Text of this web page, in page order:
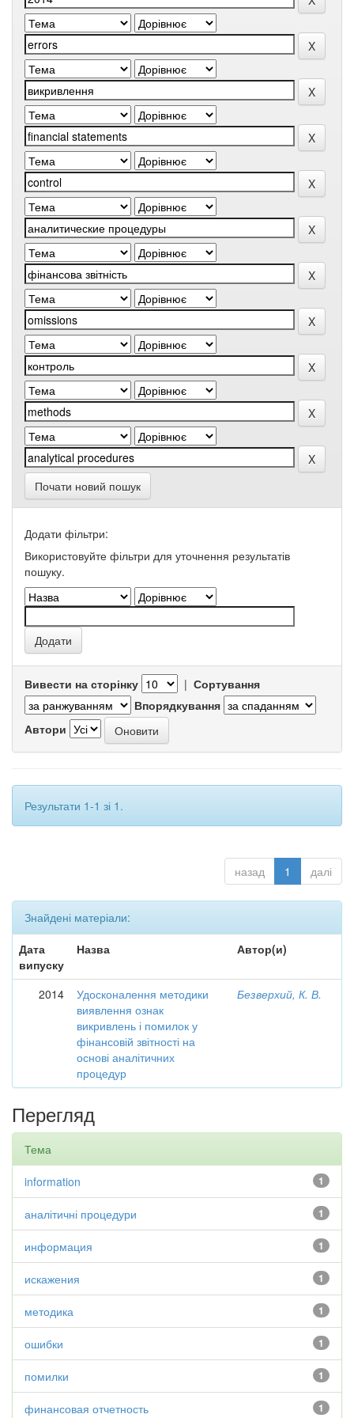
Почати новий пошук
Додати фільтри:
Використовуйте фільтри для уточнення результатів
пошуку.
Вивести на сторінку | Сортування
Впорядкування
Автори
Результати 1-1 зі 1.
назад 1 далі
Знайдені матеріали:
Дата
випуску
Назва Автор(и)
2014
Удосконалення методики
виявлення ознак
викривлень і помилок у
фінансовій звітності на
основі аналітичних
процедур
Безверхий, К. В.
Перегляд
Тема
1
information
1
аналітичні процедури
1
информация
1
искажения
1
методика
1
ошибки
1
помилки
1
финансовая отчетность